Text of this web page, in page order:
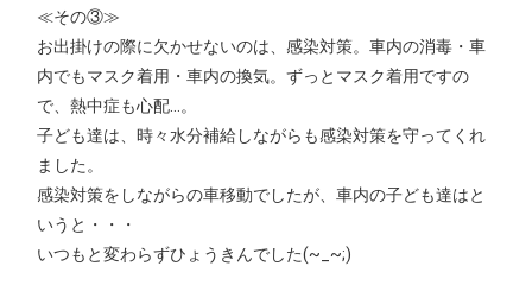
≪その③≫
お出掛けの際に欠かせないのは、感染対策。車内の消毒・車
内でもマスク着用・車内の換気。ずっとマスク着用ですの
で、熱中症も心配…。
子ども達は、時々水分補給しながらも感染対策を守ってくれ
ました。
感染対策をしながらの車移動でしたが、車内の子ども達はと
いうと・・・
いつもと変わらずひょうきんでした(~_~;)